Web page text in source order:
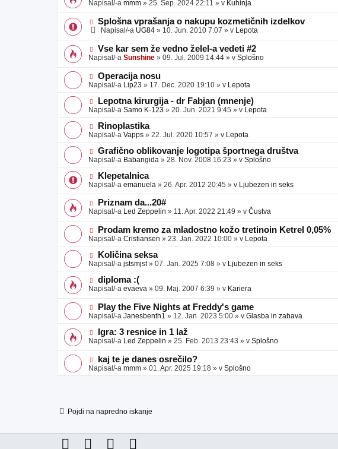
v
e
b
j
a
e
e
o
j
a
v
e
Napisal/-a mmm » 25. Sep. 2024 22:11 » v Kuhinja
N
e
b
j
a
v
e
Splošna vprašanja o nakupu kozmetičnih izdelkov
Napisal/-a UG84 » 10. Jun. 2010 7:07 » v Lepota
N
o
v
e
o
b
a
v
e
Vse kar sem že vedno želel-a vedeti #2
Napisal/-a Sunshine » 09. Jul. 2009 14:44 » v Splošno
N
o
v
e
o
b
a
v
e
Operacija nosu
Napisal/-a Lip23 » 17. Dec. 2020 19:10 » v Lepota
N
o
v
e
o
b
a
v
e
Lepotna kirurgija - dr Fabjan (mnenje)
Napisal/-a Samo K-123 » 20. Jun. 2021 9:45 » v Lepota
N
o
v
e
o
b
a
v
e
Rinoplastika
Napisal/-a Vapps » 22. Jul. 2020 10:57 » v Lepota
N
o
v
e
o
b
a
v
e
Grafično oblikovanje logotipa športnega društva
Napisal/-a Babangida » 28. Nov. 2008 16:23 » v Splošno
N
o
v
e
o
b
j
a
v
e
Klepetalnica
Napisal/-a emanuela » 26. Apr. 2012 20:45 » v Ljubezen in seks
N
o
e
o
b
a
v
e
Priznam da...20#
Napisal/-a Led Zeppelin » 11. Apr. 2022 21:49 » v Čustva
N
o
v
e
o
b
a
e
Prodam kremo za mladostno kožo tretinoin Ketrel 0,05%
Napisal/-a Cristiansen » 23. Jan. 2022 10:00 » v Lepota
N
o
v
e
o
a
v
e
Količina seksa
Napisal/-a jstsmjst» 07. Jan. 2025 7:08 » v Ljubezen in seks
N
o
e
o
b
a
v
e
diploma :(
Napisal/-a evaeva » 09. Maj. 2007 6:39 » v Kariera
N
o
v
e
o
a
v
Play the Five Nights at Freddy's game
Napisal/-a Janesbenth1 » 12. Jan. 2023 5:00 » v Glasba in zabava
N
o
e
o
b
Igra: 3 resnice in 1 laž
Napisal/-a Led Zeppelin » 25. Feb. 2013 23:43 » v Splošno
N
o
v
j
a
e
kaj te je danes osrečilo?
Napisal/-a mmm » 01. Apr. 2025 19:18 » v Splošno
Pojdi na napredno iskanje